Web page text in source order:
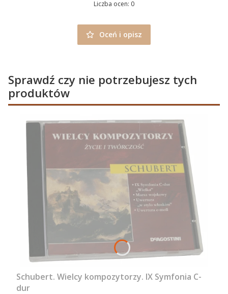
Liczba ocen: 0
Oceń i opisz
Sprawdź czy nie potrzebujesz tych
produktów
Schubert. Wielcy kompozytorzy. IX Symfonia C-
dur